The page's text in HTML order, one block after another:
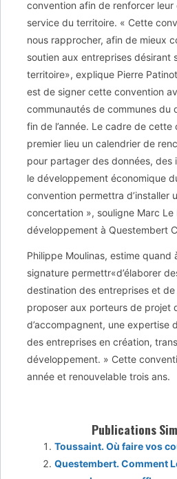
convention afin de renforcer leur
service du territoire. « Cette
nous rapprocher, afin de mieux
soutien aux entreprises désirant
territoire», explique Pierre
est de signer cette convention
communautés de communes du
fin de l’année. Le cadre de cette
premier lieu un calendrier de
pour partager des données, des
le développement économique
convention permettra d’installer
concertation », souligne Marc
développement à Questembert
Philippe Moulinas, estime quand
signature permettr«d’élaborer
destination des entreprises et
proposer aux porteurs de projet
d’accompagnent, une expertise
des entreprises en création,
développement. » Cette
année et renouvelable trois ans.
Publications
Toussaint. Où faire vos
Questembert. Comment